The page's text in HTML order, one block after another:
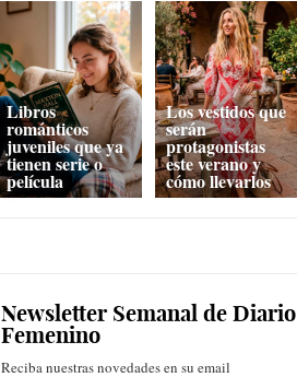
Libros
románticos
juveniles que ya
tienen serie o
película
Los vestidos que
serán
protagonistas
este verano y
cómo llevarlos
Newsletter Semanal de Diario
Femenino
Reciba nuestras novedades en su email